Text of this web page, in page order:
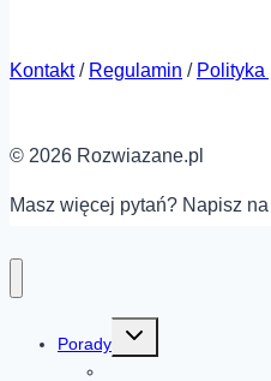
Kontakt/ Regulamin / Polityka
© 2026 Rozwiazane.pl
Masz więcej pytań? Napisz na
Porady
Przełącz